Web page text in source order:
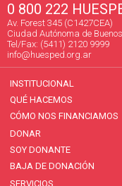
0 800 222
Av. Forest 345 (C1427CEA)
Ciudad Autónoma de
Tel/Fax: (5411) 2120 9999
info@huesped.org.ar
INSTITUCIONAL
QUÉ HACEMOS
CÓMO NOS FINANCIAMOS
DONAR
SOY DONANTE
BAJA DE DONACIÓN
SERVICIOS